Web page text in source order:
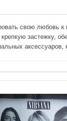
свою любовь
застежку,